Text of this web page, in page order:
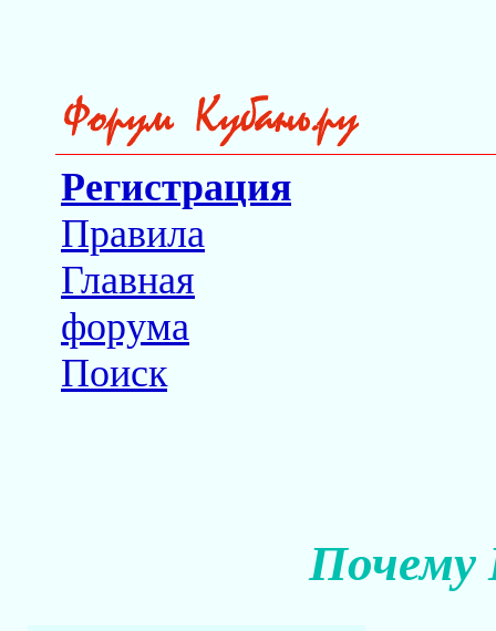
Регистрация
Правила
Главная
форума
Поиск
Почему